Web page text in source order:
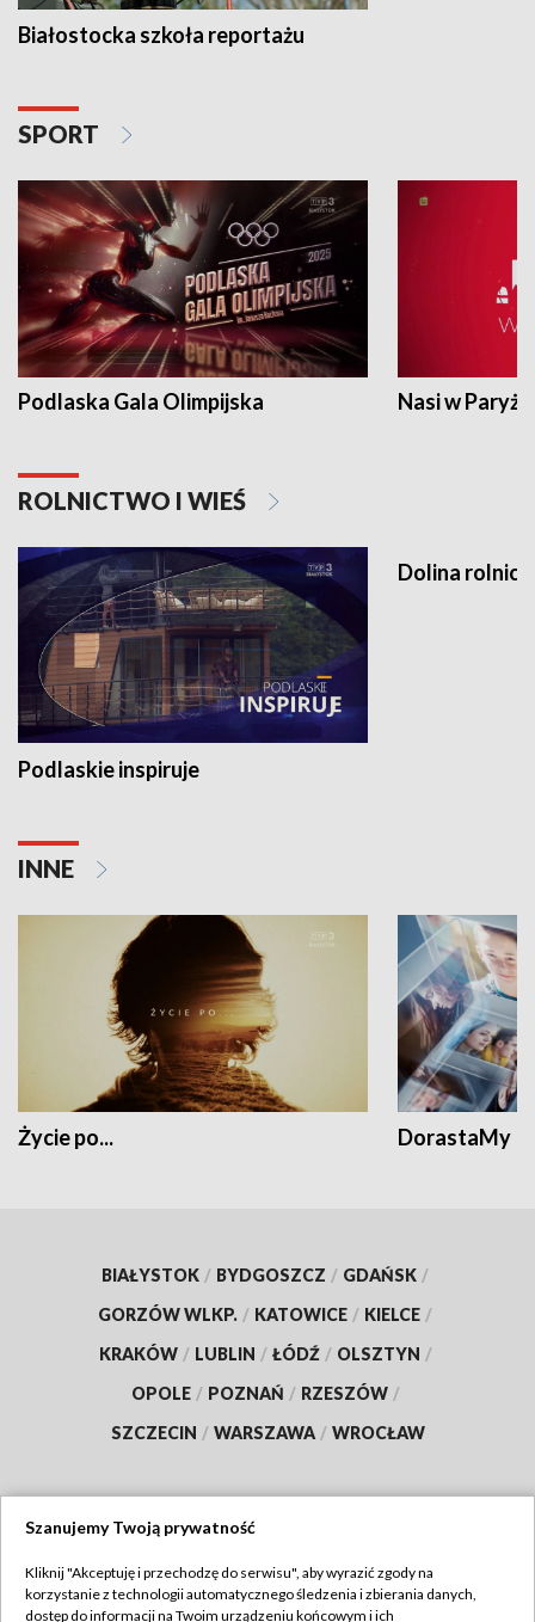
Białostocka szkoła reportażu
SPORT
Podlaska Gala Olimpijska Nasi w Paryżu
ROLNICTWO I WIEŚ
Podlaskie inspiruje
Dolina
INNE
Życie po... DorastaMy
BIAŁYSTOK / BYDGOSZCZ / GDAŃSK /
GORZÓW WLKP. / KATOWICE / KIELCE /
KRAKÓW / LUBLIN / ŁÓDŹ / OLSZTYN /
OPOLE / POZNAŃ / RZESZÓW /
SZCZECIN / WARSZAWA / WROCŁAW
TVP
Szanujemy Twoją prywatność
Kliknij "Akceptuję i przechodzę do serwisu", aby wyrazić zgody na
korzystanie z technologii automatycznego śledzenia i zbierania danych,
dostęp do informacji na Twoim urządzeniu końcowym i ich